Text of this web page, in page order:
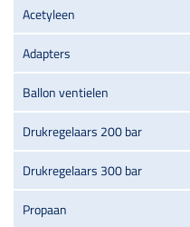
Acetyleen
Adapters
Ballon ventielen
Drukregelaars 200 bar
Drukregelaars 300 bar
Propaan